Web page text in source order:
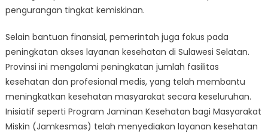
pengurangan tingkat kemiskinan.
Selain bantuan finansial, pemerintah juga fokus pada
peningkatan akses layanan kesehatan di Sulawesi Selatan.
Provinsi ini mengalami peningkatan jumlah fasilitas
kesehatan dan profesional medis, yang telah membantu
meningkatkan kesehatan masyarakat secara keseluruhan.
Inisiatif seperti Program Jaminan Kesehatan bagi Masyarakat
Miskin (Jamkesmas) telah menyediakan layanan kesehatan